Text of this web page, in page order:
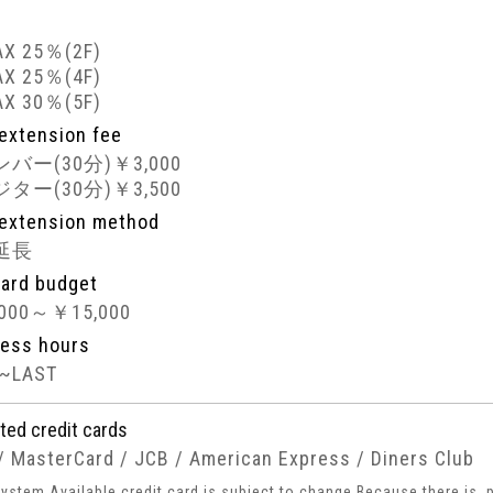
25％(2F)
25％(4F)
30％(5F)
fee
バー(30分)￥3,000
ター(30分)￥3,500
method
長
budget
～￥15,000
hours
credit cards
MasterCard / JCB / American Express / Diners Club